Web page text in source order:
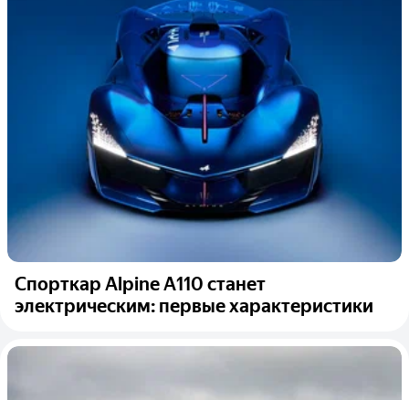
Спорткар Alpine A110 станет
электрическим: первые характеристики